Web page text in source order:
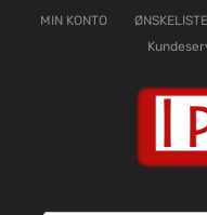
MIN KONTO ØNSKELISTE